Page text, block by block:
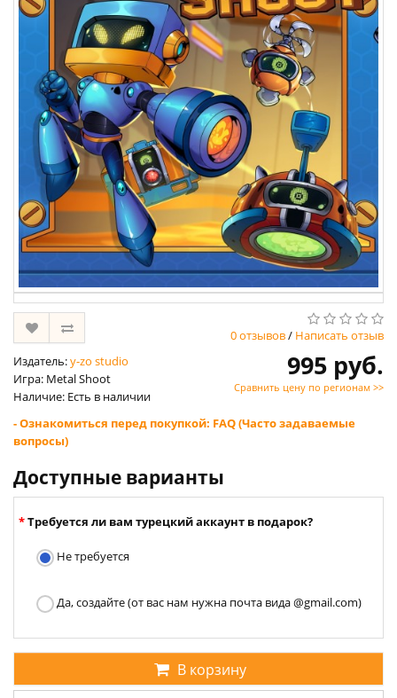
0 отзывов/ Написать отзыв
Издатель:y-zo studio
Игра: Metal Shoot
Наличие: Есть в наличии
995 руб.
Сравнить цену по регионам >>
- Ознакомиться перед покупкой: FAQ (Часто задаваемые
вопросы)
Доступные варианты
Требуется ли вам турецкий аккаунт в подарок?
Не требуется
Да, создайте (от вас нам нужна почта вида @gmail.com)
В корзину